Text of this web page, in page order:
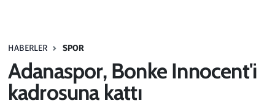
HABERLER SPOR
Adanaspor, Bonke Innocent'i
kadrosuna kattı
Haber
Kültür Sanat